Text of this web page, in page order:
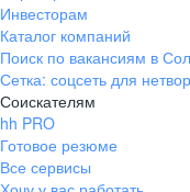
Инвесторам
Каталог компаний
Поиск по вакансиям в
Сетка: соцсеть для
Соискателям
hh PRO
Готовое резюме
Все сервисы